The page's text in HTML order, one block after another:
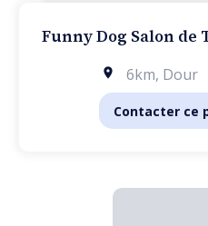
Funny Dog Salon de
6km, Dour
Contacter ce